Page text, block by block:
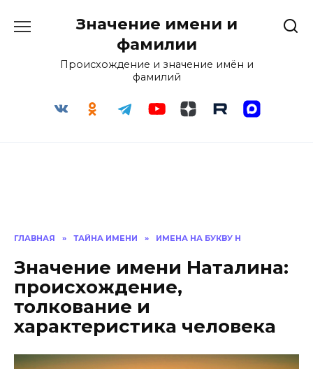
Значение имени и
фамилии
Происхождение и значение имён и
фамилий
ГЛАВНАЯ » ТАЙНА ИМЕНИ » ИМЕНА НА БУКВУ Н
Значение имени Наталина:
происхождение,
толкование и
характеристика человека